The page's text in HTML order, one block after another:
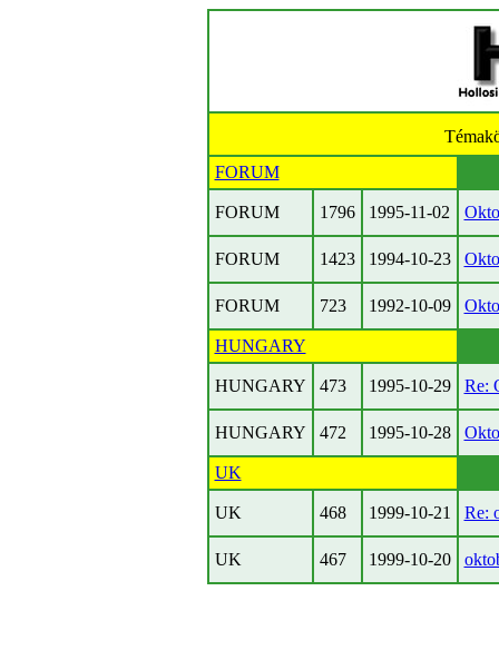
FORUM
FORUM 1796 1995-11-02
FORUM 1423 1994-10-23
FORUM 723 1992-10-09
HUNGARY
HUNGARY 473 1995-10-29 Re:
HUNGARY 472 1995-10-28
UK
UK 468 1999-10-21 Re:
UK 467 1999-10-20